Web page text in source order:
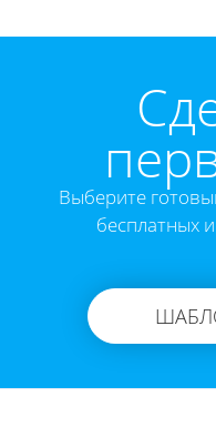
Выберите
бесплатных